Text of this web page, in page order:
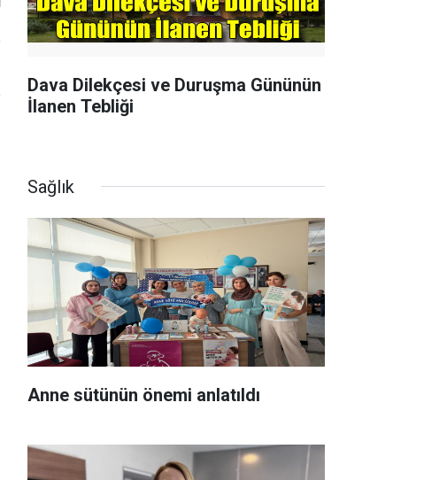
Dava Dilekçesi ve Duruşma Gününün
İlanen Tebliği
Sağlık
Anne sütünün önemi anlatıldı